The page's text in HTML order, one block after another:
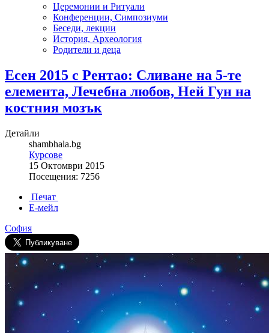
Церемонии и Ритуали
Конференции, Симпозиуми
Беседи, лекции
История, Археология
Родители и деца
Есен 2015 с Рентао: Сливане на 5-те
елемента, Лечебна любов, Ней Гун на
костния мозък
Детайли
shambhala.bg
Курсове
15 Октомври 2015
Посещения: 7256
Печат
Е-мейл
София